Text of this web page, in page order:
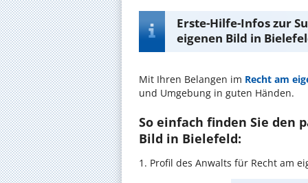
Erste-Hilfe-Infos zur
eigenen Bild in
Mit Ihren Belangen im Recht am
und Umgebung in guten Händen.
So einfach finden Sie den
Bild in Bielefeld:
1. Profil des Anwalts für Recht am